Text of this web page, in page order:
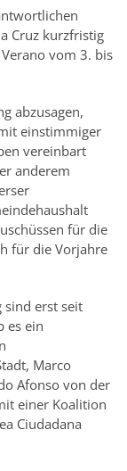
Cruz kurzfristig
vom 3. bis
abzusagen,
einstimmiger
vereinbart
anderem
für die
für die Vorjahre
sind erst seit
es ein
Marco
Afonso von der
einer Koalition
Ciudadana